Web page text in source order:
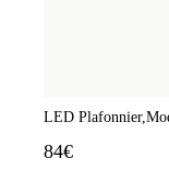
LED
84€